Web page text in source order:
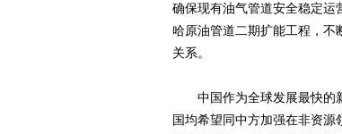
确保现有油气管道安全稳定
哈原油管道二期扩能工程，不
关系。
中国作为全球发展最快的新
国均希望同中方加强在非资